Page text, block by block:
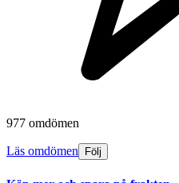
977 omdömen
Läs omdömen Följ